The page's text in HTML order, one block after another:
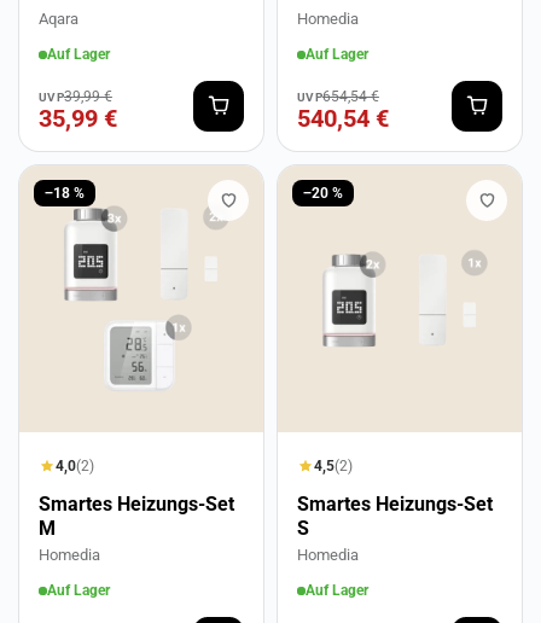
Aqara
Auf Lager
UVP39,99 €
35,99 €
Homedia
Auf Lager
UVP654,54 €
540,54 €
−18 %
4,0(2)
Smartes Heizungs-Set
M
Homedia
Auf Lager
−20 %
4,5(2)
Smartes Heizungs-Set
S
Homedia
Auf Lager